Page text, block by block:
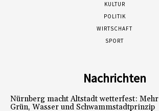
KULTUR
POLITIK
WIRTSCHAFT
SPORT
Nachrichten
Nürnberg macht Altstadt wetterfest: Mehr
Grün, Wasser und Schwammstadtprinzip